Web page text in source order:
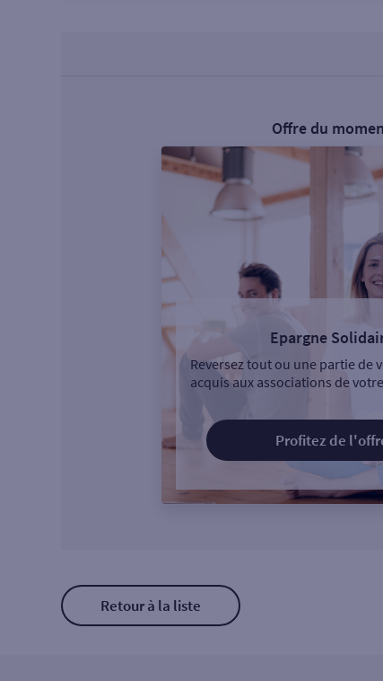
Offre du
Epargne
Reversez tout ou une partie de
acquis aux associations de
Profitez de
Retour à la liste